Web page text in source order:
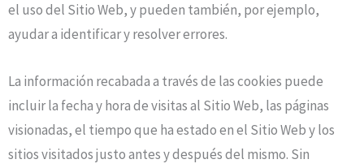
el uso del Sitio Web, y pueden también, por ejemplo,
ayudar a identificar y resolver errores.
La información recabada a través de las cookies puede
incluir la fecha y hora de visitas al Sitio Web, las páginas
visionadas, el tiempo que ha estado en el Sitio Web y los
sitios visitados justo antes y después del mismo. Sin